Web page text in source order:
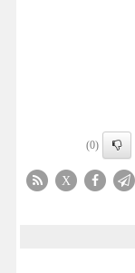
(0)
X